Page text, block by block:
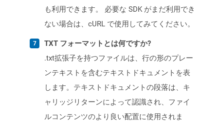
も利用できます。 必要な SDK がまだ利用でき
ない場合は、cURL で使用してみてください。
TXT フォーマットとは何ですか?
.txt拡張子を持つファイルは、行の形のプレー
ンテキストを含むテキストドキュメントを表
します。テキストドキュメントの段落は、キ
ャリッジリターンによって認識され、ファイ
ルコンテンツのより良い配置に使用されま